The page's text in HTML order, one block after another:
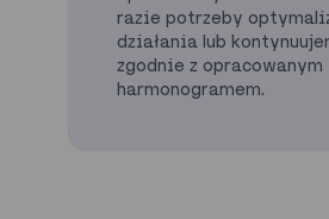
razie potrzeby
działania lub
zgodnie z opracowanym
harmonogramem.